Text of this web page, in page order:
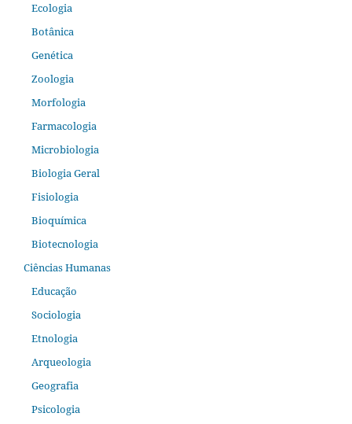
Ecologia
Botânica
Genética
Zoologia
Morfologia
Farmacologia
Microbiologia
Biologia Geral
Fisiologia
Bioquímica
Biotecnologia
Ciências Humanas
Educação
Sociologia
Etnologia
Arqueologia
Geografia
Psicologia